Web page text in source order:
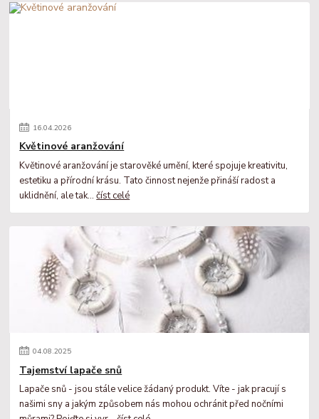
16.04.2026
Květinové aranžování
Květinové aranžování je starověké umění, které spojuje kreativitu,
estetiku a přírodní krásu. Tato činnost nejenže přináší radost a
uklidnění, ale tak...číst celé
04.08.2025
Tajemství lapače snů
Lapače snů - jsou stále velice žádaný produkt. Víte - jak pracují s
našimi sny a jakým způsobem nás mohou ochránit před nočními